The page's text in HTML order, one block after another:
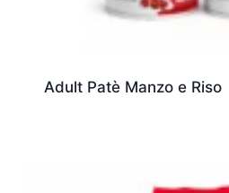
Adult Patè Manzo e Riso